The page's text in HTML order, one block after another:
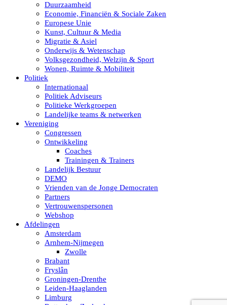
Duurzaamheid
Economie, Financiën & Sociale Zaken
Europese Unie
Kunst, Cultuur & Media
Migratie & Asiel
Onderwijs & Wetenschap
Volksgezondheid, Welzijn & Sport
Wonen, Ruimte & Mobiliteit
Politiek
Internationaal
Politiek Adviseurs
Politieke Werkgroepen
Landelijke teams & netwerken
Vereniging
Congressen
Ontwikkeling
Coaches
Trainingen & Trainers
Landelijk Bestuur
DEMO
Vrienden van de Jonge Democraten
Partners
Vertrouwenspersonen
Webshop
Afdelingen
Amsterdam
Arnhem-Nijmegen
Zwolle
Brabant
Fryslân
Groningen-Drenthe
Leiden-Haaglanden
Limburg